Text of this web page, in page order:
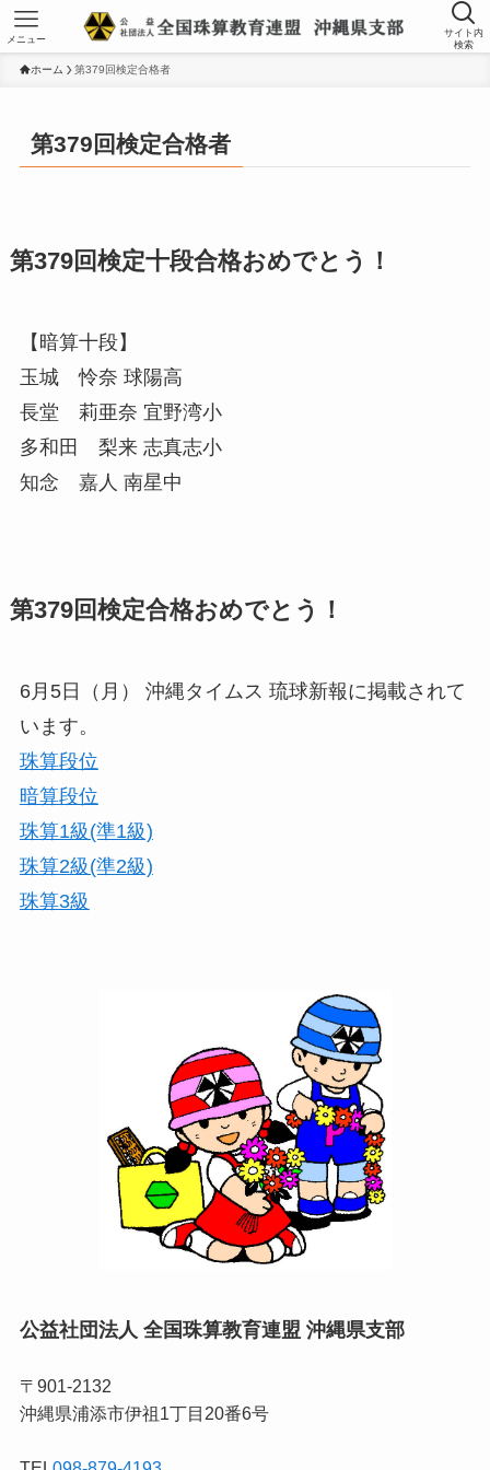
サイト内
検索
メニュー
ホーム 第379回検定合格者
第379回検定合格者
第379回検定十段合格おめでとう！
【暗算十段】
玉城 怜奈 球陽高
長堂 莉亜奈 宜野湾小
多和田 梨来 志真志小
知念 嘉人 南星中
第379回検定合格おめでとう！
6月5日（月） 沖縄タイムス 琉球新報に掲載されて
います。
珠算段位
暗算段位
珠算1級(準1級)
珠算2級(準2級)
珠算3級
公益社団法人 全国珠算教育連盟 沖縄県支部
〒901-2132
沖縄県浦添市伊祖1丁目20番6号